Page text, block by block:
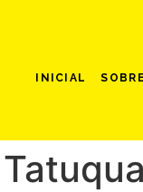
INICIAL